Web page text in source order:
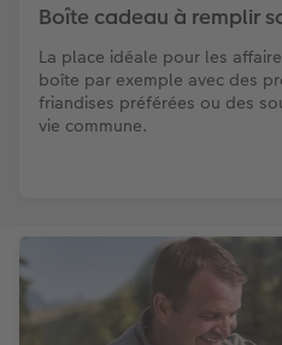
Boîte cadeau à remplir
La place idéale pour les
boîte par exemple avec des
friandises préférées ou des
vie commune.